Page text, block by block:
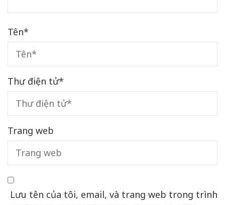
Tên*
Thư điện tử*
Trang web
Lưu tên của tôi, email, và trang web trong trình